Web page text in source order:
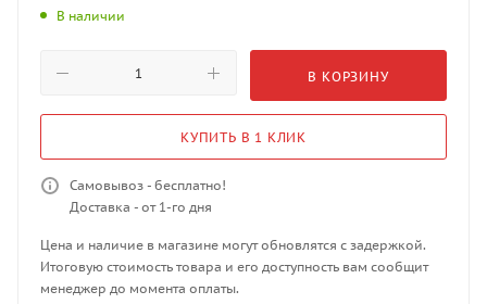
В наличии
В КОРЗИНУ
КУПИТЬ В 1 КЛИК
Самовывоз - бесплатно!
Доставка - от 1-го дня
Цена и наличие в магазине могут обновлятся с задержкой.
Итоговую стоимость товара и его доступность вам сообщит
менеджер до момента оплаты.